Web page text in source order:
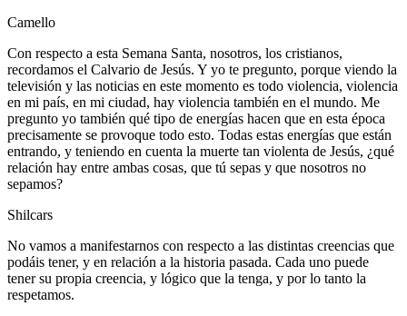
Camello
Con respecto a esta Semana Santa, nosotros, los cristianos,
recordamos el Calvario de Jesús. Y yo te pregunto, porque viendo la
televisión y las noticias en este momento es todo violencia, violencia
en mi país, en mi ciudad, hay violencia también en el mundo. Me
pregunto yo también qué tipo de energías hacen que en esta época
precisamente se provoque todo esto. Todas estas energías que están
entrando, y teniendo en cuenta la muerte tan violenta de Jesús, ¿qué
relación hay entre ambas cosas, que tú sepas y que nosotros no
sepamos?
Shilcars
No vamos a manifestarnos con respecto a las distintas creencias que
podáis tener, y en relación a la historia pasada. Cada uno puede
tener su propia creencia, y lógico que la tenga, y por lo tanto la
respetamos.